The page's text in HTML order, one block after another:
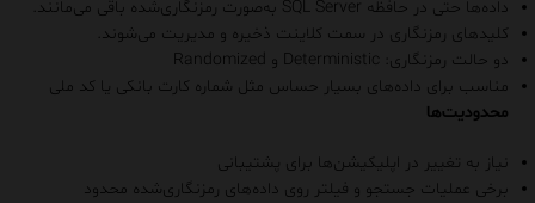
داده‌ها حتی در حافظه SQL Server به‌صورت رمزنگاری‌شده باقی می‌مانند.
کلیدهای رمزنگاری در سمت کلاینت ذخیره و مدیریت می‌شوند.
دو حالت رمزنگاری: Deterministic و Randomized
مناسب برای داده‌های بسیار حساس مثل شماره کارت بانکی یا کد ملی
محدودیت‌ها
نیاز به تغییر در اپلیکیشن‌ها برای پشتیبانی
برخی عملیات جستجو و فیلتر روی داده‌های رمزنگاری‌شده محدود